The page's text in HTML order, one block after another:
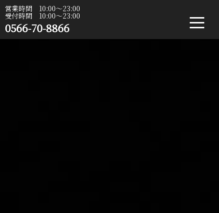
営業時間 10:00〜23:00
受付時間 10:00〜23:00
0566-70-8866